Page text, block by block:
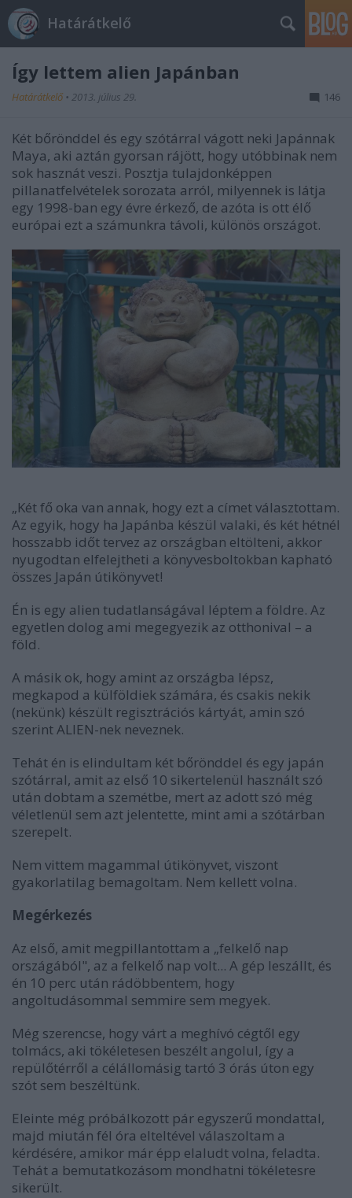
Határátkelő
Így lettem alien Japánban
Határátkelő • 2013. július 29. 146
Két bőrönddel és egy szótárral vágott neki Japánnak
Maya, aki aztán gyorsan rájött, hogy utóbbinak nem
sok hasznát veszi. Posztja tulajdonképpen
pillanatfelvételek sorozata arról, milyennek is látja
egy 1998-ban egy évre érkező, de azóta is ott élő
európai ezt a számunkra távoli, különös országot.
„Két fő oka van annak, hogy ezt a címet választottam.
Az egyik, hogy ha Japánba készül valaki, és két hétnél
hosszabb időt tervez az országban eltölteni, akkor
nyugodtan elfelejtheti a könyvesboltokban kapható
összes Japán útikönyvet!
Én is egy alien tudatlanságával léptem a földre. Az
egyetlen dolog ami megegyezik az otthonival – a
föld.
A másik ok, hogy amint az országba lépsz,
megkapod a külföldiek számára, és csakis nekik
(nekünk) készült regisztrációs kártyát, amin szó
szerint ALIEN-nek neveznek.
Tehát én is elindultam két bőrönddel és egy japán
szótárral, amit az első 10 sikertelenül használt szó
után dobtam a szemétbe, mert az adott szó még
véletlenül sem azt jelentette, mint ami a szótárban
szerepelt.
Nem vittem magammal útikönyvet, viszont
gyakorlatilag bemagoltam. Nem kellett volna.
Megérkezés
Az első, amit megpillantottam a „felkelő nap
országából", az a felkelő nap volt... A gép leszállt, és
én 10 perc után rádöbbentem, hogy
angoltudásommal semmire sem megyek.
Még szerencse, hogy várt a meghívó cégtől egy
tolmács, aki tökéletesen beszélt angolul, így a
repülőtérről a célállomásig tartó 3 órás úton egy
szót sem beszéltünk.
Eleinte még próbálkozott pár egyszerű mondattal,
majd miután fél óra elteltével válaszoltam a
kérdésére, amikor már épp elaludt volna, feladta.
Tehát a bemutatkozásom mondhatni tökéletesre
sikerült.